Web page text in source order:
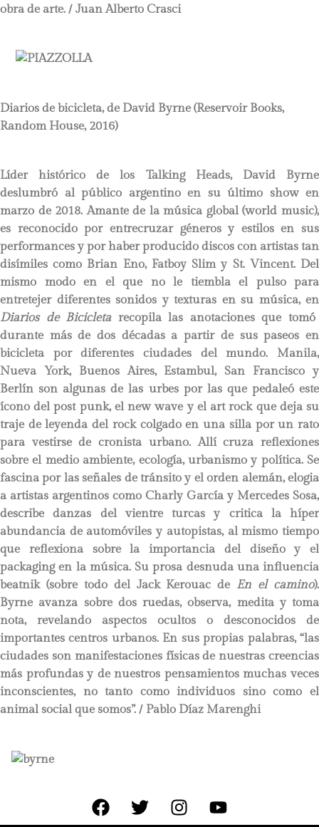
obra de arte. / Juan Alberto Crasci
Diarios de bicicleta, de David Byrne (Reservoir Books,
Random House, 2016)
Líder histórico de los Talking Heads, David Byrne
deslumbró al público argentino en su último show en
marzo de 2018. Amante de la música global (world music),
es reconocido por entrecruzar géneros y estilos en sus
performances y por haber producido discos con artistas tan
disímiles como Brian Eno, Fatboy Slim y St. Vincent. Del
mismo modo en el que no le tiembla el pulso para
entretejer diferentes sonidos y texturas en su música, en
Diarios de Bicicletarecopila las anotaciones que tomó
durante más de dos décadas a partir de sus paseos en
bicicleta por diferentes ciudades del mundo. Manila,
Nueva York, Buenos Aires, Estambul, San Francisco y
Berlín son algunas de las urbes por las que pedaleó este
ícono del post punk, el new wave y el art rock que deja su
traje de leyenda del rock colgado en una silla por un rato
para vestirse de cronista urbano. Allí cruza reflexiones
sobre el medio ambiente, ecología, urbanismo y política. Se
fascina por las señales de tránsito y el orden alemán, elogia
a artistas argentinos como Charly García y Mercedes Sosa,
describe danzas del vientre turcas y critica la híper
abundancia de automóviles y autopistas, al mismo tiempo
que reflexiona sobre la importancia del diseño y el
packaging en la música. Su prosa desnuda una influencia
beatnik (sobre todo del Jack Kerouac de En el camino).
Byrne avanza sobre dos ruedas, observa, medita y toma
nota, revelando aspectos ocultos o desconocidos de
importantes centros urbanos. En sus propias palabras, “las
ciudades son manifestaciones físicas de nuestras creencias
más profundas y de nuestros pensamientos muchas veces
inconscientes, no tanto como individuos sino como el
animal social que somos”. / Pablo Díaz Marenghi